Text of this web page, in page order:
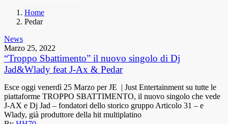
Home
Pedar
News
Marzo 25, 2022
“Troppo Sbattimento” il nuovo singolo di Dj
Jad&Wlady feat J-Ax & Pedar
Esce oggi venerdì 25 Marzo per JE | Just Entertainment su tutte le
piattaforme TROPPO SBATTIMENTO, il nuovo singolo che vede
J-AX e Dj Jad – fondatori dello storico gruppo Articolo 31 – e
Wlady, già produttore della hit multiplatino